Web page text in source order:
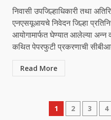
निवासी उपजिल्हाधिकारी तथा
एनएसयूआयचे निवेदन जिल्हा
आयोगामार्फत घेण्यात आलेल्या अन्न
कथित पेपरफुटी प्रकरणाची
Read More
Posts
1 2 3 4